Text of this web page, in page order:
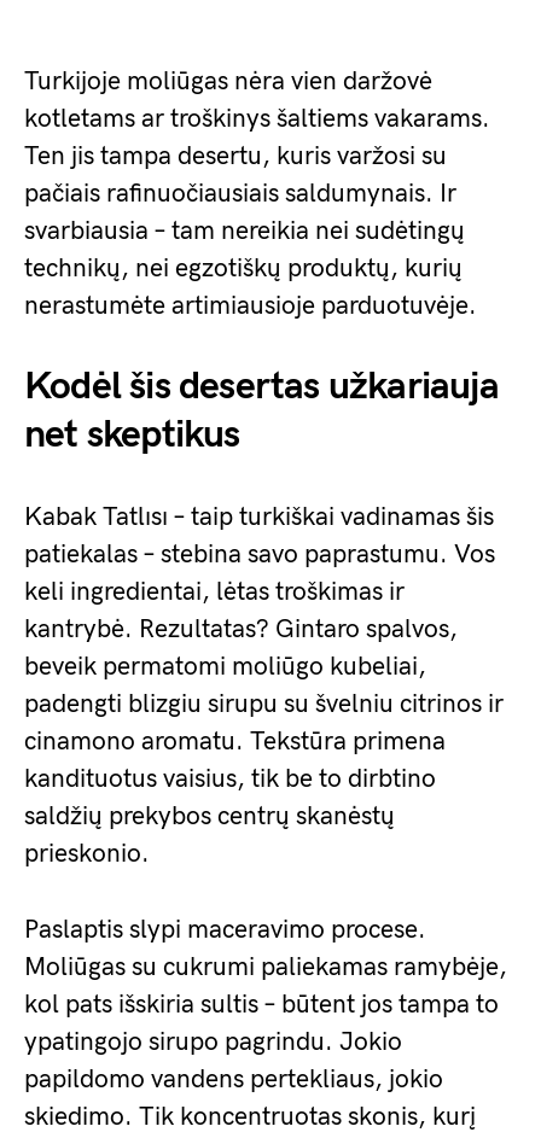
Turkijoje moliūgas nėra vien daržovė
kotletams ar troškinys šaltiems vakarams.
Ten jis tampa desertu, kuris varžosi su
pačiais rafinuočiausiais saldumynais. Ir
svarbiausia – tam nereikia nei sudėtingų
technikų, nei egzotiškų produktų, kurių
nerastumėte artimiausioje parduotuvėje.
Kodėl šis desertas užkariauja
net skeptikus
Kabak Tatlısı – taip turkiškai vadinamas šis
patiekalas – stebina savo paprastumu. Vos
keli ingredientai, lėtas troškimas ir
kantrybė. Rezultatas? Gintaro spalvos,
beveik permatomi moliūgo kubeliai,
padengti blizgiu sirupu su švelniu citrinos ir
cinamono aromatu. Tekstūra primena
kandituotus vaisius, tik be to dirbtino
saldžių prekybos centrų skanėstų
prieskonio.
Paslaptis slypi maceravimo procese.
Moliūgas su cukrumi paliekamas ramybėje,
kol pats išskiria sultis – būtent jos tampa to
ypatingojo sirupo pagrindu. Jokio
papildomo vandens pertekliaus, jokio
skiedimo. Tik koncentruotas skonis, kurį